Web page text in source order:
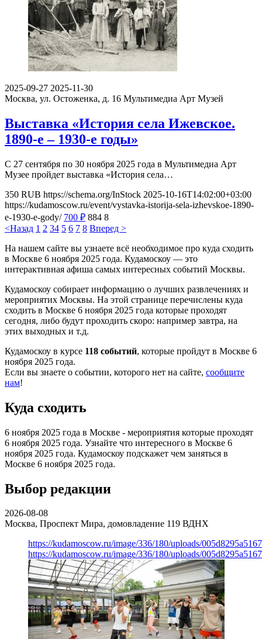
2025-09-27 2025-11-30
Москва, ул. Остоженка, д. 16 Мультимедиа Арт Музей
Выставка «История села Ижевское.
1890-е – 1930-е годы»
С 27 сентября по 30 ноября 2025 года в Мультимедиа Арт
Музее пройдет выставка «История села…
350 RUB https://schema.org/InStock 2025-10-16T14:02:00+03:00
https://kudamoscow.ru/event/vystavka-istorija-sela-izhevskoe-1890-
e-1930-e-gody/ 700 ₽ 884 8
<Назад 1 2 34 5 6 7 8 Вперед >
На нашем сайте вы узнаете всё необходимое про куда сходить
в Москве 6 ноября 2025 года. Кудамоскоу — это
интерактивная афиша самых интересных событий Москвы.
Кудамоскоу собирает информацию о лучших развлечениях и
мероприятих Москвы. На этой странице перечислены куда
сходить в Москве 6 ноября 2025 года которые проходят
сегодня, либо будут проходить скоро: например завтра, на
этих выходных и т.д.
Кудамоскоу в курсе 118 событий, которые пройдут в Москве 6
ноября 2025 года.
Если вы знаете о событии, которого нет на сайте, сообщите
нам!
Куда сходить
6 ноября 2025 года в Москве - мероприятия которые проходят
6 ноября 2025 года. Узнайте что интересного в Москве 6
ноября 2025 года. Кудамоскоу подскажет чем заняться в
Москве 6 ноября 2025 года.
Выбор редакции
2026-08-08
Москва, Проспект Мира, домовладение 119 ВДНХ
https://kudamoscow.ru/image/336/180/uploads/
https://kudamoscow.ru/image/336/180/uploads/